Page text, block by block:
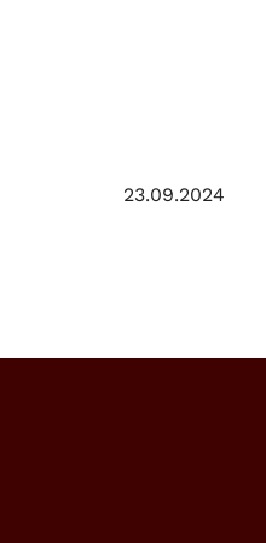
23.09.2024